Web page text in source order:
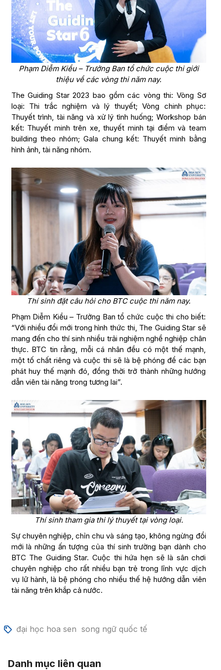
Phạm Diễm Kiều – Trưởng Ban tổ chức cuộc thi giới
thiệu về các vòng thi năm nay.
The Guiding Star 2023 bao gồm các vòng thi: Vòng Sơ
loại: Thi trắc nghiệm và lý thuyết; Vòng chinh phục:
Thuyết trình, tài năng và xử lý tình huống; Workshop bán
kết: Thuyết minh trên xe, thuyết minh tại điểm và team
building theo nhóm; Gala chung kết: Thuyết minh bằng
hình ảnh, tài năng nhóm.
Thí sinh đặt câu hỏi cho BTC cuộc thi năm nay.
Phạm Diễm Kiều – Trưởng Ban tổ chức cuộc thi cho biết:
“Với nhiều đổi mới trong hình thức thi, The Guiding Star sẽ
mang đến cho thí sinh nhiều trải nghiệm nghề nghiệp chân
thực. BTC tin rằng, mỗi cá nhân đều có một thế mạnh,
một tố chất riêng và cuộc thi sẽ là bệ phóng để các bạn
phát huy thế mạnh đó, đồng thời trở thành những hướng
dẫn viên tài năng trong tương lai”.
Thí sinh tham gia thi lý thuyết tại vòng loại.
Sự chuyên nghiệp, chỉn chu và sáng tạo, không ngừng đổi
mới là những ấn tượng của thí sinh trường bạn dành cho
BTC The Guiding Star. Cuộc thi hứa hẹn sẽ là sân chơi
chuyên nghiệp cho rất nhiều bạn trẻ trong lĩnh vực dịch
vụ lữ hành, là bệ phóng cho nhiều thế hệ hướng dẫn viên
tài năng trên khắp cả nước.
đại học hoa sen song ngữ quốc tế
Danh mục liên quan